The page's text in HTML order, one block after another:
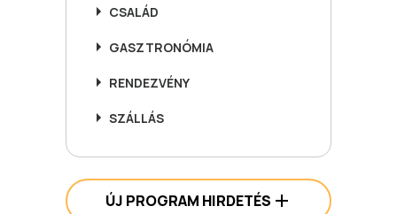
CSALÁD
GASZTRONÓMIA
RENDEZVÉNY
SZÁLLÁS
ÚJ PROGRAM HIRDETÉS